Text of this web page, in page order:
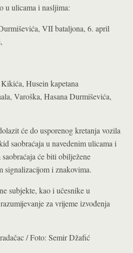
u ulicama i nasljima:
VII bataljona, 6. april
Husein kapetana
Varoška, Hasana Durmiševića,
će do usporenog kretanja vozila
saobraćaja u navedenim ulicama i
će biti obilježene
signalizacijom i znakovima.
subjekte, kao i učesnike u
za vrijeme izvođenja
/ Foto: Semir Džafić